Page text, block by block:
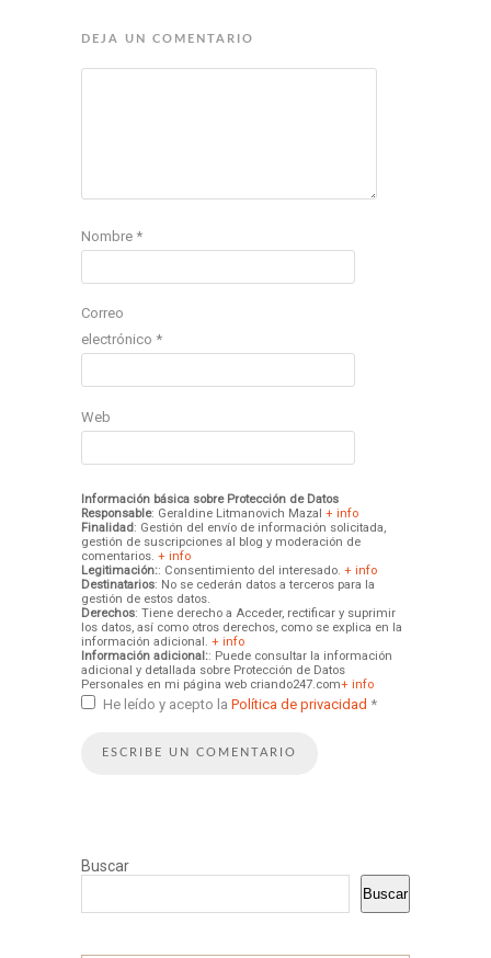
DEJA UN COMENTARIO
Nombre *
Correo
electrónico *
Web
Información básica sobre Protección de Datos
Responsable: Geraldine Litmanovich Mazal + info
Finalidad: Gestión del envío de información solicitada,
gestión de suscripciones al blog y moderación de
comentarios. + info
Legitimación:: Consentimiento del interesado. + info
Destinatarios: No se cederán datos a terceros para la
gestión de estos datos.
Derechos: Tiene derecho a Acceder, rectificar y suprimir
los datos, así como otros derechos, como se explica en la
información adicional. + info
Información adicional:: Puede consultar la información
adicional y detallada sobre Protección de Datos
Personales en mi página web criando247.com+ info
He leído y acepto la Política de privacidad *
Buscar
Buscar